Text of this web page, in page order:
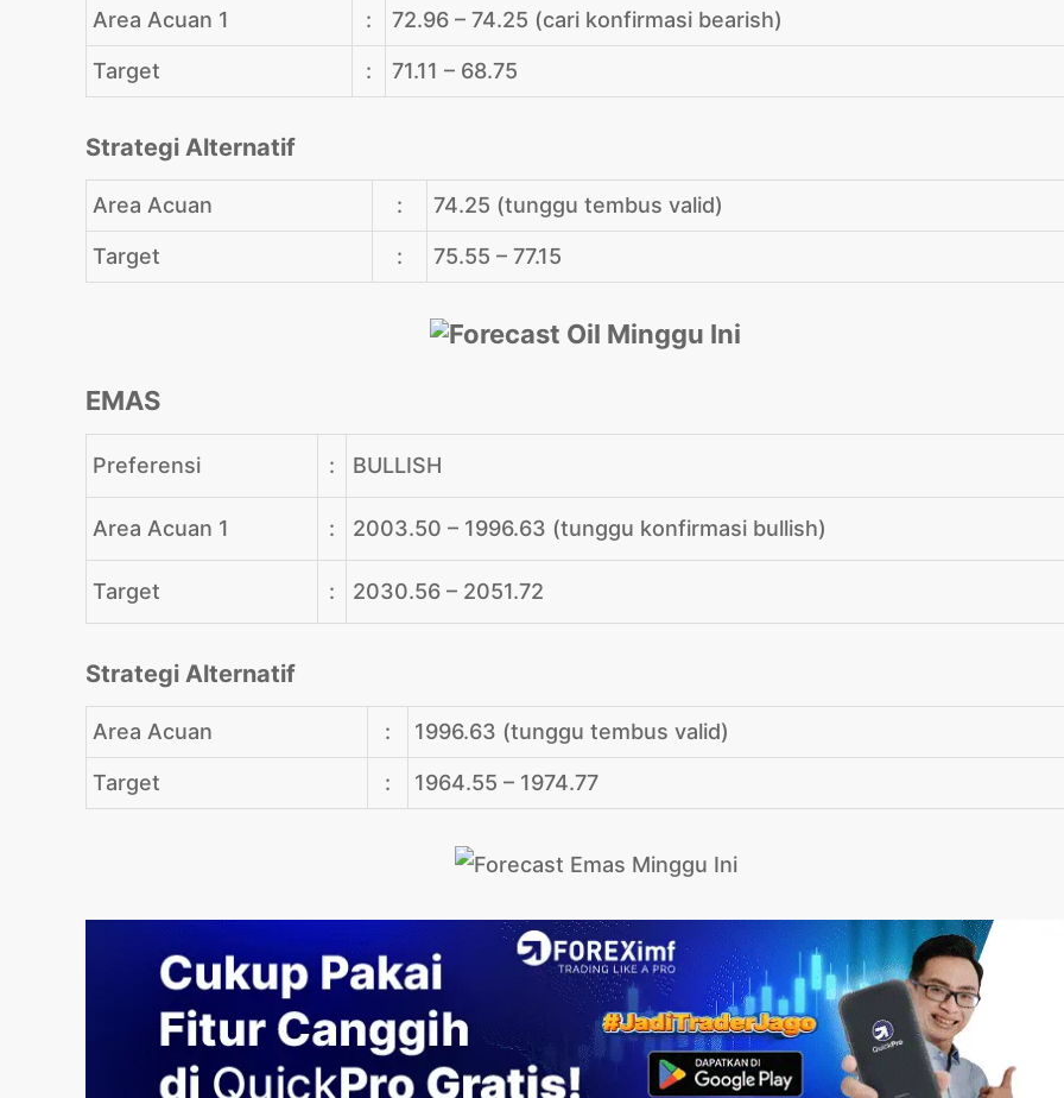
Area Acuan 1 : 72.96 – 74.25 (cari konfirmasi bearish)
Target : 71.11 – 68.75
Strategi Alternatif
Area Acuan : 74.25 (tunggu tembus valid)
Target : 75.55 – 77.15
EMAS
Preferensi : BULLISH
Area Acuan 1 : 2003.50 – 1996.63 (tunggu konfirmasi bullish)
Target : 2030.56 – 2051.72
Strategi Alternatif
Area Acuan : 1996.63 (tunggu tembus valid)
Target : 1964.55 – 1974.77